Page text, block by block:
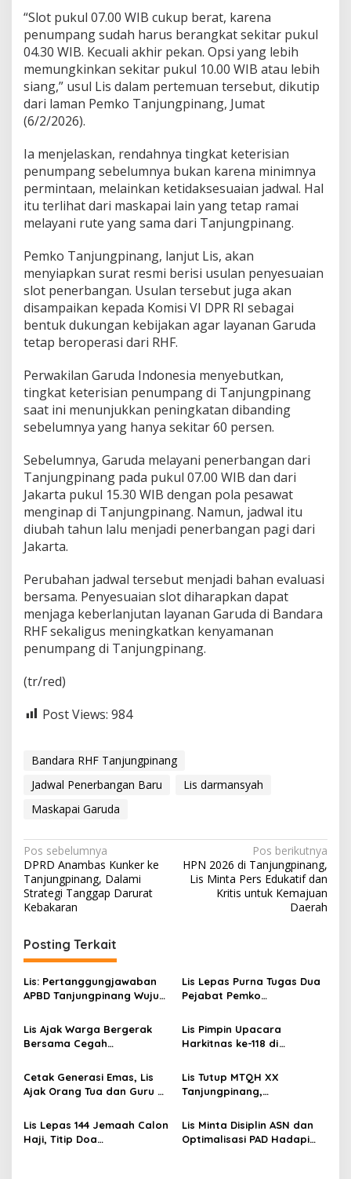
“Slot pukul 07.00 WIB cukup berat, karena
penumpang sudah harus berangkat sekitar pukul
04.30 WIB. Kecuali akhir pekan. Opsi yang lebih
memungkinkan sekitar pukul 10.00 WIB atau lebih
siang,” usul Lis dalam pertemuan tersebut, dikutip
dari laman Pemko Tanjungpinang, Jumat
(6/2/2026).
Ia menjelaskan, rendahnya tingkat keterisian
penumpang sebelumnya bukan karena minimnya
permintaan, melainkan ketidaksesuaian jadwal. Hal
itu terlihat dari maskapai lain yang tetap ramai
melayani rute yang sama dari Tanjungpinang.
Pemko Tanjungpinang, lanjut Lis, akan
menyiapkan surat resmi berisi usulan penyesuaian
slot penerbangan. Usulan tersebut juga akan
disampaikan kepada Komisi VI DPR RI sebagai
bentuk dukungan kebijakan agar layanan Garuda
tetap beroperasi dari RHF.
Perwakilan Garuda Indonesia menyebutkan,
tingkat keterisian penumpang di Tanjungpinang
saat ini menunjukkan peningkatan dibanding
sebelumnya yang hanya sekitar 60 persen.
Sebelumnya, Garuda melayani penerbangan dari
Tanjungpinang pada pukul 07.00 WIB dan dari
Jakarta pukul 15.30 WIB dengan pola pesawat
menginap di Tanjungpinang. Namun, jadwal itu
diubah tahun lalu menjadi penerbangan pagi dari
Jakarta.
Perubahan jadwal tersebut menjadi bahan evaluasi
bersama. Penyesuaian slot diharapkan dapat
menjaga keberlanjutan layanan Garuda di Bandara
RHF sekaligus meningkatkan kenyamanan
penumpang di Tanjungpinang.
(tr/red)
Post Views: 984
Bandara RHF Tanjungpinang
Jadwal Penerbangan Baru
Lis darmansyah
Maskapai Garuda
N
a
v
g
a
s
p
o
s
Pos sebelumnya
DPRD Anambas Kunker ke
Tanjungpinang, Dalami
Strategi Tanggap Darurat
Kebakaran
Pos berikutnya
HPN 2026 di Tanjungpinang,
Lis Minta Pers Edukatif dan
Kritis untuk Kemajuan
Daerah
Posting Terkait
Lis: Pertanggungjawaban
APBD Tanjungpinang Wujud
Rakya
Lis Lepas Purna Tugas Dua
Pejabat Pemko
Pengabdian Puluhan Tahun
Lis Ajak Warga Bergerak
Bersama Cegah
Tanjungpinang
Lis Pimpin Upacara
Harkitnas ke-118 di
Tanjungpinang
Cetak Generasi Emas, Lis
Ajak Orang Tua dan Guru di
Didik Anak
Lis Tutup MTQH XX
Tanjungpinang,
Kembali Juara Umum
Lis Lepas 144 Jemaah Calon
Haji, Titip Doa
Lis Minta Disiplin ASN dan
Optimalisasi PAD Hadapi